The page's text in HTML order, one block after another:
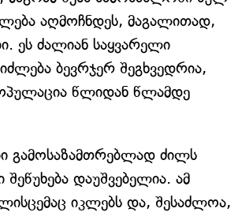
აღმოჩნდეს, მაგალითად,
ეს ძალიან საყვარელი
ბევრჯერ შეგხვედრია,
წლიდან წლამდე
გამოსაზამთრებლად ძილს
შეწუხება დაუშვებელია. ამ
იკლებს და, შესაძლოა,